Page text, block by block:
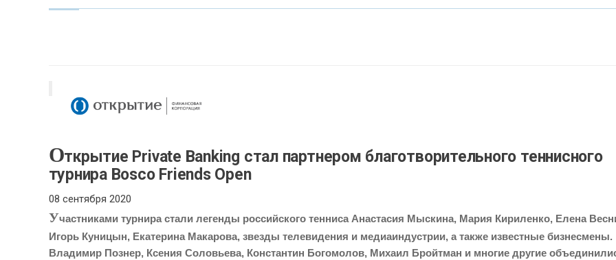
Открытие Private Banking стал партнером благотворительного теннисного
турнира Bosco Friends Open
08 сентября 2020
Участниками турнира стали легенды российского тенниса Анастасия Мыскина, Мария Кириленко, Елена
Игорь Куницын, Екатерина Макарова, звезды телевидения и медиаиндустрии, а также известные бизнесмены.
Владимир Познер, Ксения Соловьева, Константин Богомолов, Михаил Бройтман и многие другие